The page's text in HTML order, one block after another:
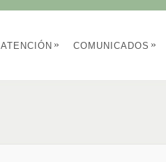
ATENCIÓN » COMUNICADOS »